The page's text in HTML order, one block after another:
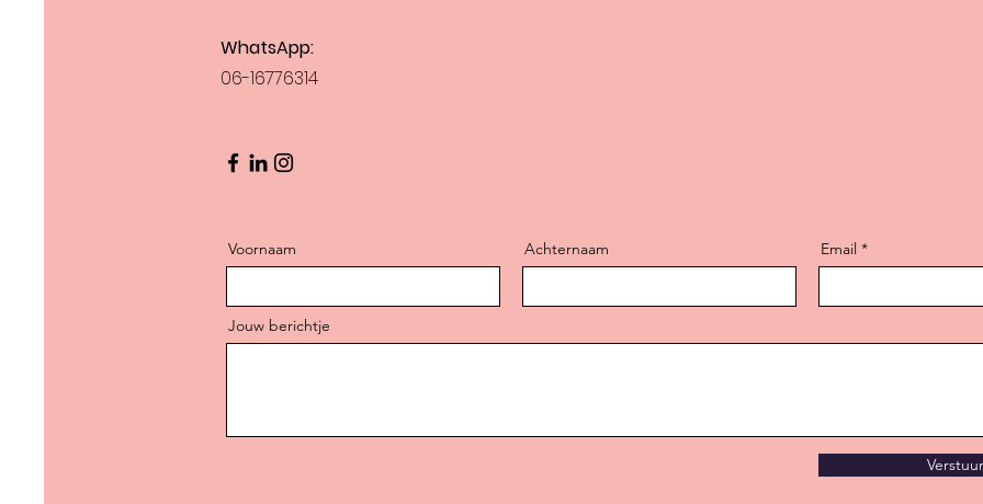
WhatsApp:
06-16776314
Voornaam Achternaam Email
Jouw berichtje
Verstuur